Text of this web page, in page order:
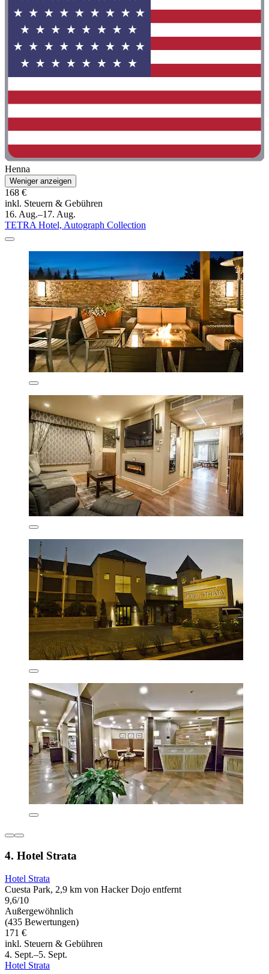
Henna
Weniger anzeigen
168 €
inkl. Steuern & Gebühren
16. Aug.–17. Aug.
TETRA Hotel, Autograph Collection
4. Hotel Strata
Hotel Strata
Cuesta Park, 2,9 km von Hacker Dojo entfernt
9,6/10
Außergewöhnlich
(435 Bewertungen)
171 €
inkl. Steuern & Gebühren
4. Sept.–5. Sept.
Hotel Strata